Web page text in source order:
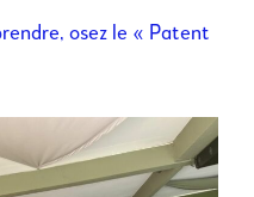
osez le « Patent